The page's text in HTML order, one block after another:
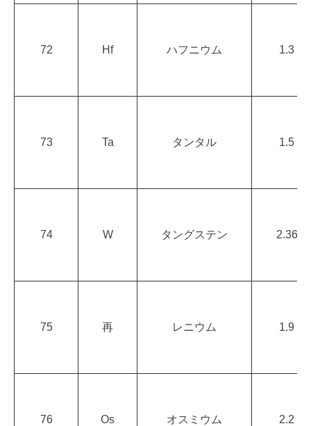
72 Hf ハフニウム 1.3
73 Ta タンタル 1.5
74 W タングステン 2.36
75 再 レニウム 1.9
76 Os オスミウム 2.2